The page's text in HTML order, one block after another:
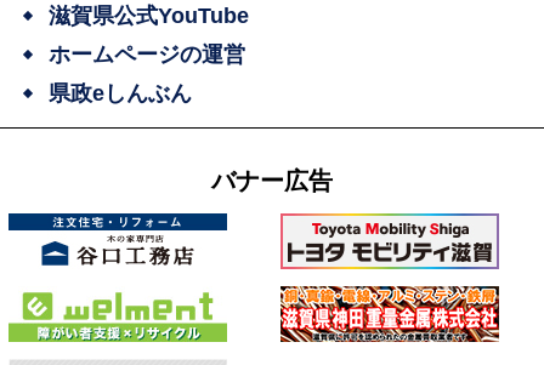
滋賀県公式YouTube
ホームページの運営
県政eしんぶん
バナー広告